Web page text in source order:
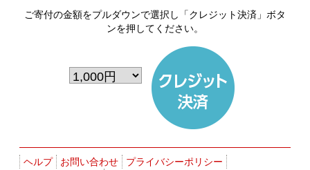
ご寄付の金額をプルダウンで選択し「クレジット決済」ボタ
ンを押してください。
ヘルプ お問い合わせ プライバシーポリシー